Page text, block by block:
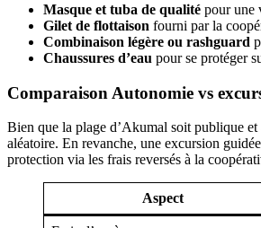
Masque et tuba de qualité pour une
Gilet de flottaison fourni par la
Combinaison légère ou rashguard
Chaussures d’eau pour se protéger
Comparaison Autonomie vs
Bien que la plage d’Akumal soit publique et
aléatoire. En revanche, une excursion
protection via les frais reversés à la
Aspect